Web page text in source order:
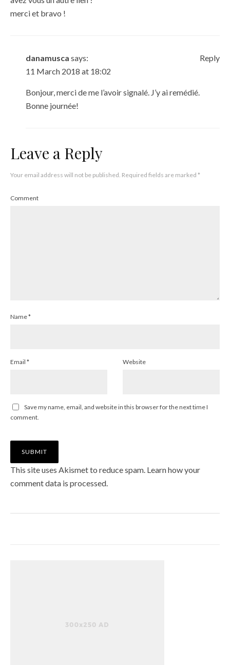
merci et bravo !
danamusca says:
11 March 2018 at 18:02
Bonjour, merci de me l’avoir signalé. J’y ai remédié.
Bonne journée!
Reply
Leave a Reply
Your email address will not be published. Required fields are marked *
Comment
Name*
Email * Website
Save my name, email, and website in this browser for the next time I
comment.
This site uses Akismet to reduce spam. Learn how your
comment data is processed.